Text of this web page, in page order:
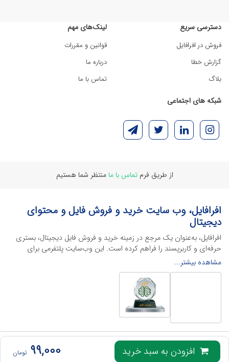
افزودن به سبد خرید 99,000 تومان
دسترسی سریع
فروش در افرافایل
گزارش خطا
بلاگ
لینک‌های مهم
قوانین و مقررات
درباره ما
تماس با ما
شبکه های اجتماعی
از طریق فرمتماس با ما منتظر شما هستیم
افرافایل، وب سایت خرید و فروش فایل و محتوای
دیجیتال
افرافایل، به‌عنوان یک مرجع در زمینه خرید و فروش فایل دیجیتال، بستری
حرفه‌ای و کاربرپسند را فراهم کرده است. این وب‌سایت‌ پلتفرمی برای
طراحان، دانشجویان و فریلنسرها ایجاد می‌کند تا به راحتی محصولات
دیجیتال خود را به فروش رسانده یا از محتواهایی باکیفیت برای پیشبرد
اهدافشان استفاده کنند.
این سایت با ارائه تنوع گسترده‌ای از محصولات دیجیتال از انواع فایل های
لایه باز نرم افراهای ادیت ویدئو گرفته تا فایل لایه باز فتوشاپ، ایلاستریتور و
اکسل گرفته تا قالب‌های ارائه پاورپوینت به کاربران کمک می‌کند تا زمان و
هزینه‌های خود را کاهش داده و به سرعت پروژه‌های خود را تکمیل کنند. در
ادامه، به معرفی گوشه‌ای از محصولات افرافایل پرداخته‌ایم:
مشاهده بیشتر...
تمامی حقوق این وب‌سایت برای
محفوظ است، هرگونه کپی برداری از آن پیگرد قانونی
خواهد داشت.